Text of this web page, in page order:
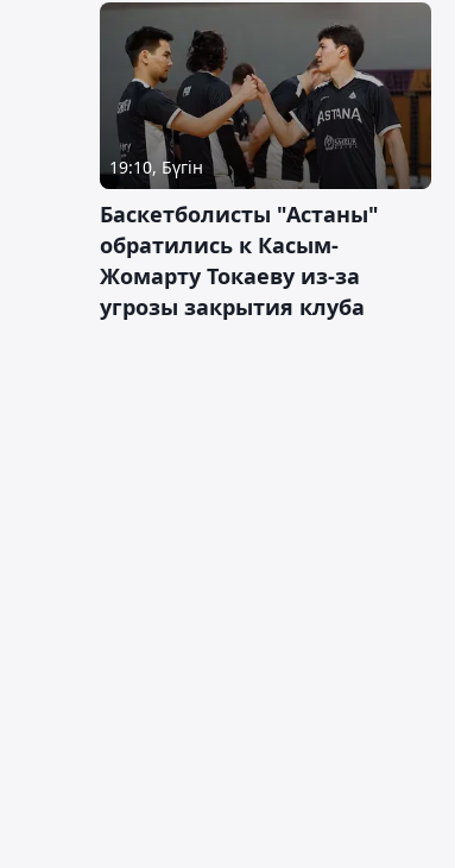
19:10, Бүгін
Баскетболисты "Астаны"
обратились к Касым-
Жомарту Токаеву из-за
угрозы закрытия клуба